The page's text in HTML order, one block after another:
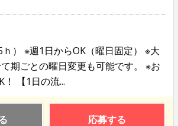
ｈ） ※週1日からOK（曜日固定） ※大
期ごとの曜日変更も可能です。 ※お
【1日の流...
応募する